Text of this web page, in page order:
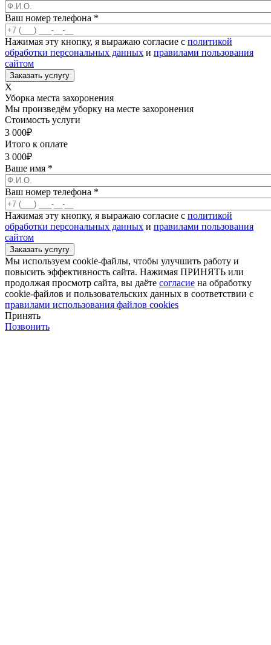
Ваш номер телефона *
Нажимая эту кнопку, я выражаю согласие с политикой
обработки персональных данных и правилами пользования
сайтом
X
Уборка места захоронения
Мы произведём уборку на месте захоронения
Стоимость услуги
3 000₽
Итого к оплате
3 000₽
Ваше имя *
Ваш номер телефона *
Нажимая эту кнопку, я выражаю согласие с политикой
обработки персональных данных и правилами пользования
сайтом
Мы используем cookie-файлы, чтобы улучшить работу и
повысить эффективность сайта. Нажимая ПРИНЯТЬ или
продолжая просмотр сайта, вы даёте согласие на обработку
cookie-файлов и пользовательских данных в соответствии с
правилами использования файлов cookies
Принять
Позвонить